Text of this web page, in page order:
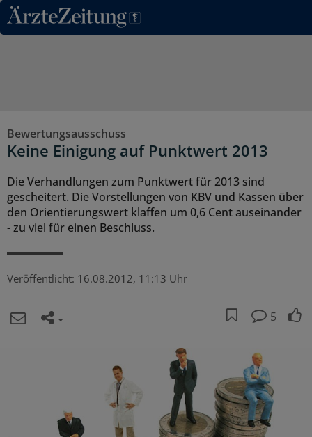
Direkt zum Inhaltsbereich
Bewertungsausschuss
Keine Einigung auf Punktwert 2013
Die Verhandlungen zum Punktwert für 2013 sind
gescheitert. Die Vorstellungen von KBV und Kassen über
den Orientierungswert klaffen um 0,6 Cent auseinander
- zu viel für einen Beschluss.
Veröffentlicht: 16.08.2012, 11:13 Uhr
5